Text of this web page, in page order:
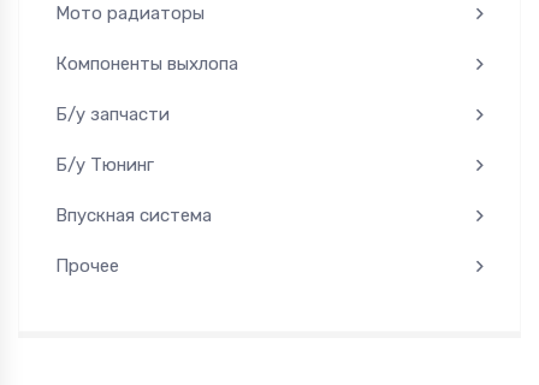
Мото радиаторы
Компоненты выхлопа
Б/у запчасти
Б/у Тюнинг
Впускная система
Прочее